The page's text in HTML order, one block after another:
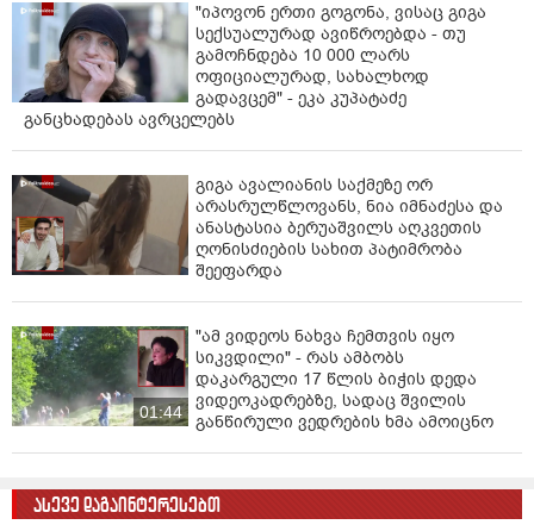
"იპოვონ ერთი გოგონა, ვისაც გიგა
სექსუალურად ავიწროებდა - თუ
გამოჩნდება 10 000 ლარს
ოფიციალურად, სახალხოდ
გადავცემ" - ეკა კუპატაძე
განცხადებას ავრცელებს
გიგა ავალიანის საქმეზე ორ
არასრულწლოვანს, ნია იმნაძესა და
ანასტასია ბერუაშვილს აღკვეთის
ღონისძიების სახით პატიმრობა
შეეფარდა
01:44
"ამ ვიდეოს ნახვა ჩემთვის იყო
სიკვდილი" - რას ამბობს
დაკარგული 17 წლის ბიჭის დედა
ვიდეოკადრებზე, სადაც შვილის
განწირული ვედრების ხმა ამოიცნო
ასევე დაგაინტერესებთ